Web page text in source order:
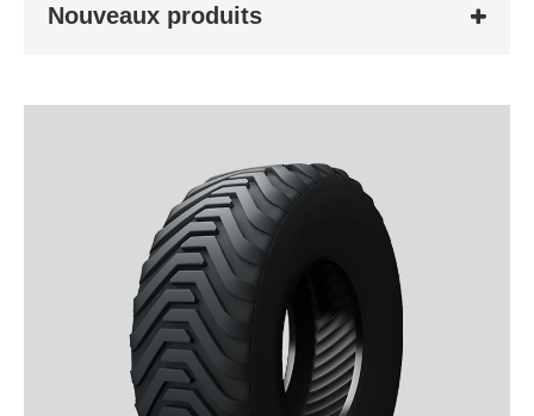
Nouveaux produits